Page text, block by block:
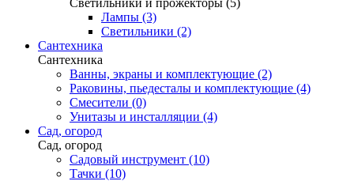
Лампы (3)
Светильники (2)
Сантехника
Сантехника
Ванны, экраны и комплектующие (2)
Раковины, пьедесталы и комплектующие (4)
Смесители (0)
Унитазы и инсталляции (4)
Сад, огород
Сад, огород
Садовый инструмент (10)
Тачки (10)